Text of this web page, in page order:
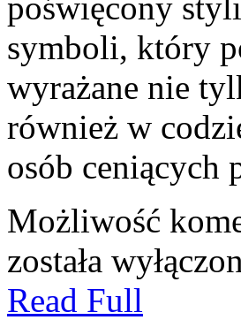
symboli, który
wyrażane nie
również w
osób
Możliwość
została
Read Full